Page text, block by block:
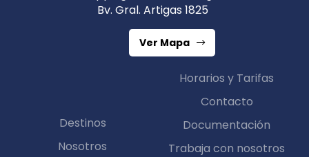
Bv. Gral. Artigas 1825
Ver Mapa
Destinos
Nosotros
Horarios y Tarifas
Contacto
Documentación
Trabaja con nosotros